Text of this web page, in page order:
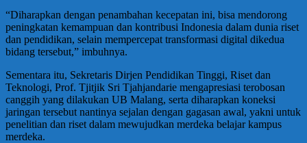
“Diharapkan dengan penambahan kecepatan ini, bisa mendorong
peningkatan kemampuan dan kontribusi Indonesia dalam dunia riset
dan pendidikan, selain mempercepat transformasi digital dikedua
bidang tersebut,” imbuhnya.
Sementara itu, Sekretaris Dirjen Pendidikan Tinggi, Riset dan
Teknologi, Prof. Tjitjik Sri Tjahjandarie mengapresiasi terobosan
canggih yang dilakukan UB Malang, serta diharapkan koneksi
jaringan tersebut nantinya sejalan dengan gagasan awal, yakni untuk
penelitian dan riset dalam mewujudkan merdeka belajar kampus
merdeka.